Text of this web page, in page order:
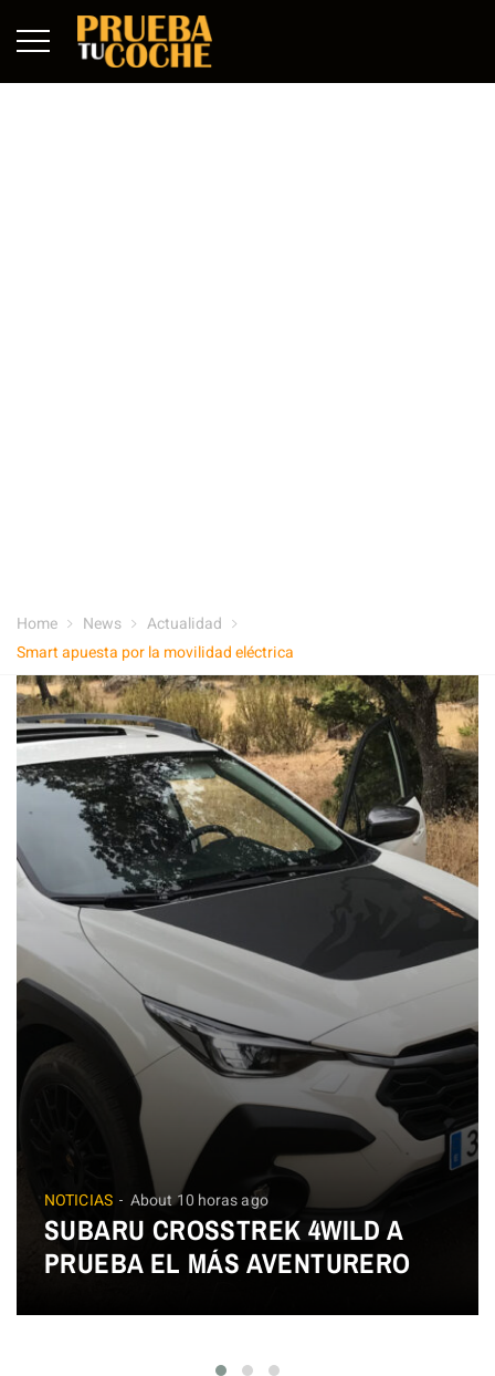
Home News
Actualidad
Smart apuesta por la movilidad eléctrica
NOTICIAS About 10 horas ago
SUBARU CROSSTREK 4WILD A
PRUEBA EL MÁS AVENTURERO